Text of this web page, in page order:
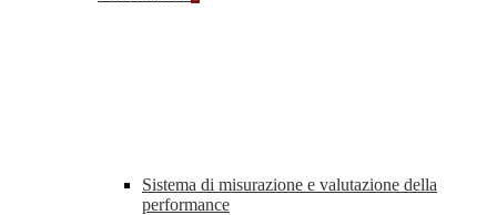
Sistema di misurazione e valutazione della
performance